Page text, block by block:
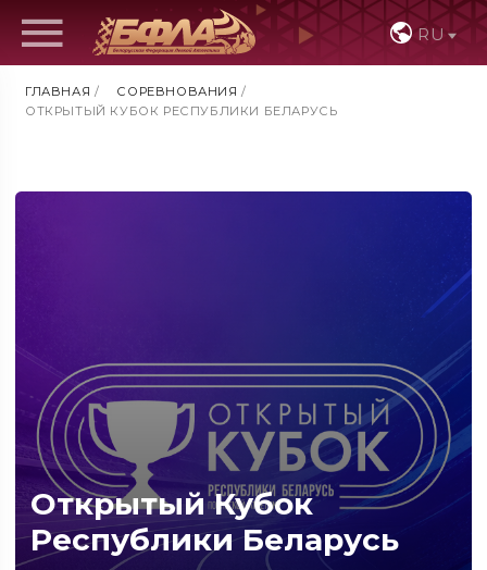
RU
ГЛАВНАЯ / СОРЕВНОВАНИЯ /
ОТКРЫТЫЙ КУБОК РЕСПУБЛИКИ БЕЛАРУСЬ
Открытый Кубок
Республики Беларусь